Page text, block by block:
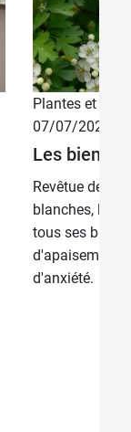
Plantes et
07/07/2026
Les
Revêtue de sa
blanches,
tous ses
d'apaisement
d'anxiété.